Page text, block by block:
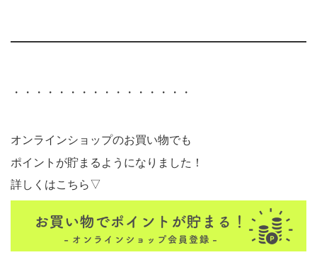
・・・・・・・・・・・・・・・・
オンラインショップのお買い物でも
ポイントが貯まるようになりました！
詳しくはこちら▽